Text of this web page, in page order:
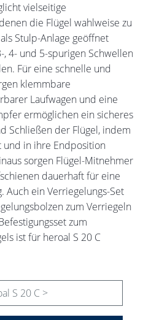
vielseitige
die Flügel wahlweise zu
Stulp-Anlage geöffnet
4- und 5-spurigen Schwellen
Für eine schnelle und
klemmbare
Laufwagen und eine
ermöglichen ein sicheres
Schließen der Flügel, indem
und in ihre Endposition
sorgen Flügel-Mitnehmer
dauerhaft für eine
ein Verriegelungs-Set
zum Verriegeln
zum
ist für heroal S 20 C
S 20 C >